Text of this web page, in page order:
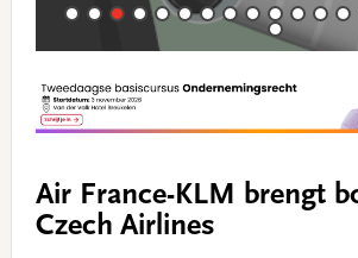
Air France-KLM brengt
Czech Airlines